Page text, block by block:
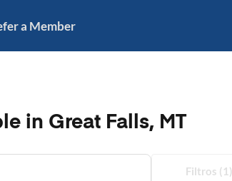
a Member
in Great Falls, MT
Filtros (1)